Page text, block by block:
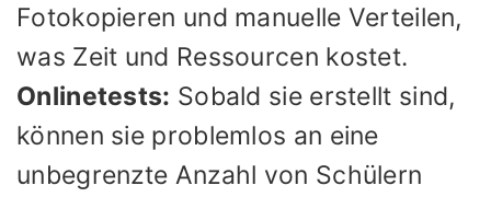
Fotokopieren und manuelle Verteilen,
was Zeit und Ressourcen kostet.
Onlinetests: Sobald sie erstellt sind,
können sie problemlos an eine
unbegrenzte Anzahl von Schülern